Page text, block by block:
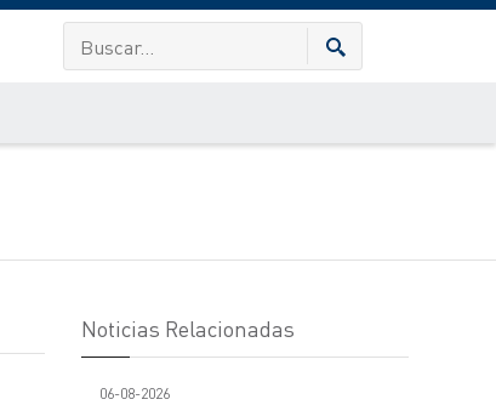
Noticias Relacionadas
06-08-2026